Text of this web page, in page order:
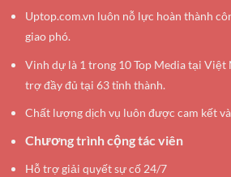
Uptop.com.vn luôn nỗ lực hoàn thành
giao phó.
Vinh dự là 1 trong 10 Top Media tại Việt
trợ đầy đủ tại 63 tỉnh thành.
Chất lượng dịch vụ luôn được cam kết
Chương trình cộng tác viên
Hỗ trợ giải quyết sự cố 24/7